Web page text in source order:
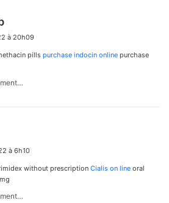
t à 20h09
pills purchase indocin online purchase
à 6h10
without prescription Cialis on line oral